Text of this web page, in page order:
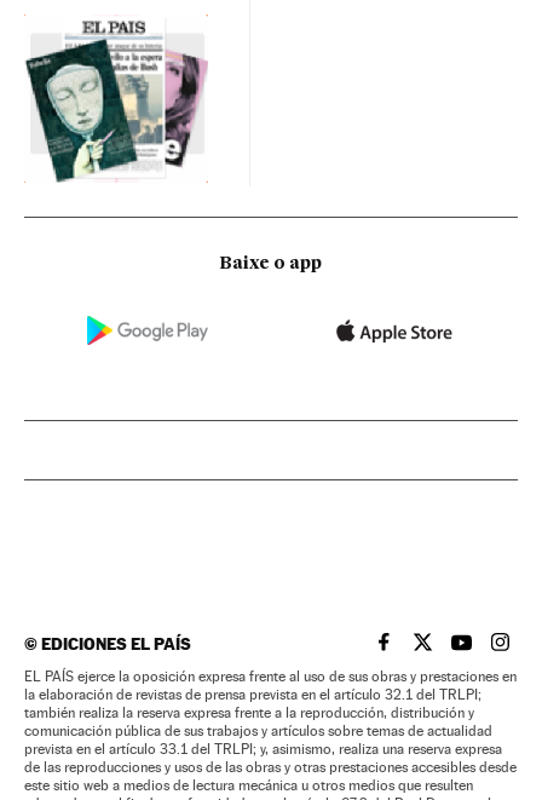
Baixe o app
©EDICIONES EL PAÍS EL PAÍS BRASIL EN
EL PAÍSEL PAÍS
EL
EL PAÍS ejerce la oposición expresa frente al uso de sus obras y prestaciones en
la elaboración de revistas de prensa prevista en el artículo 32.1 del TRLPI;
también realiza la reserva expresa frente a la reproducción, distribución y
comunicación pública de sus trabajos y artículos sobre temas de actualidad
prevista en el artículo 33.1 del TRLPI; y, asimismo, realiza una reserva expresa
de las reproducciones y usos de las obras y otras prestaciones accesibles desde
este sitio web a medios de lectura mecánica u otros medios que resulten